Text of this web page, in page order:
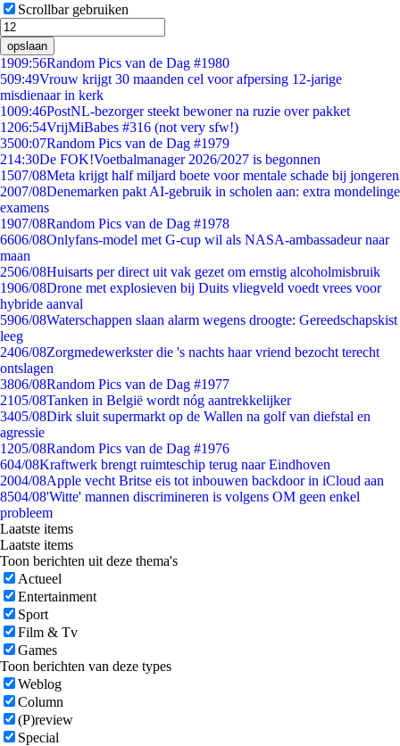
Scrollbar gebruiken
opslaan
1909:56Random Pics van de Dag #1980
509:49Vrouw krijgt 30 maanden cel voor afpersing 12-jarige
misdienaar in kerk
1009:46PostNL-bezorger steekt bewoner na ruzie over pakket
1206:54VrijMiBabes #316 (not very sfw!)
3500:07Random Pics van de Dag #1979
214:30De FOK!Voetbalmanager 2026/2027 is begonnen
1507/08Meta krijgt half miljard boete voor mentale schade bij jongeren
2007/08Denemarken pakt AI-gebruik in scholen aan: extra mondelinge
examens
1907/08Random Pics van de Dag #1978
6606/08Onlyfans-model met G-cup wil als NASA-ambassadeur naar
maan
2506/08Huisarts per direct uit vak gezet om ernstig alcoholmisbruik
1906/08Drone met explosieven bij Duits vliegveld voedt vrees voor
hybride aanval
5906/08Waterschappen slaan alarm wegens droogte: Gereedschapskist
leeg
2406/08Zorgmedewerkster die 's nachts haar vriend bezocht terecht
ontslagen
3806/08Random Pics van de Dag #1977
2105/08Tanken in België wordt nóg aantrekkelijker
3405/08Dirk sluit supermarkt op de Wallen na golf van diefstal en
agressie
1205/08Random Pics van de Dag #1976
604/08Kraftwerk brengt ruimteschip terug naar Eindhoven
2004/08Apple vecht Britse eis tot inbouwen backdoor in iCloud aan
8504/08'Witte' mannen discrimineren is volgens OM geen enkel
probleem
Laatste items
Laatste items
Toon berichten uit deze thema's
Actueel
Entertainment
Sport
Film & Tv
Games
Toon berichten van deze types
Weblog
Column
(P)review
Special